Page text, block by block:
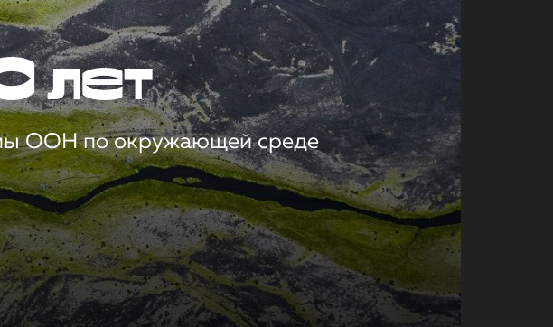
лет
ООН по окружающей среде